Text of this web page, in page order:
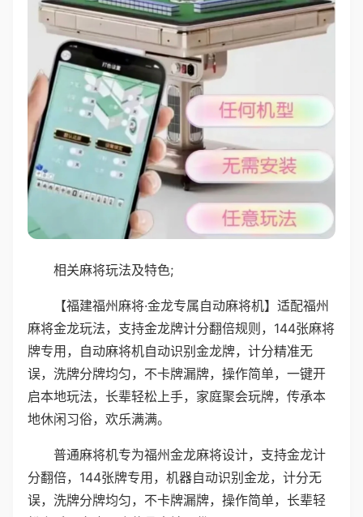
相关麻将玩法及特色;
【福建福州麻将·金龙专属自动麻将机】适配福州
麻将金龙玩法，支持金龙牌计分翻倍规则，144张麻将
牌专用，自动麻将机自动识别金龙牌，计分精准无
误，洗牌分牌均匀，不卡牌漏牌，操作简单，一键开
启本地玩法，长辈轻松上手，家庭聚会玩牌，传承本
地休闲习俗，欢乐满满。
普通麻将机专为福州金龙麻将设计，支持金龙计
分翻倍，144张牌专用，机器自动识别金龙，计分无
误，洗牌分牌均匀，不卡牌漏牌，操作简单，长辈轻